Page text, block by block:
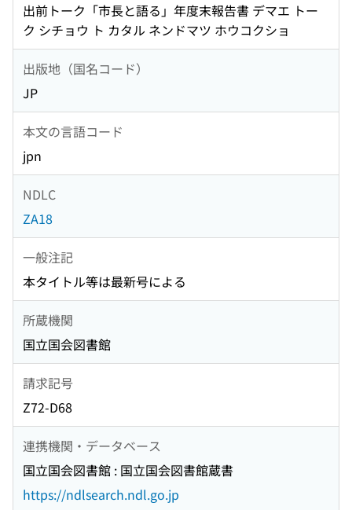
出前トーク「市長と語る」年度末報告書 デマエ トー
ク シチョウ ト カタル ネンドマツ ホウコクショ
出版地（国名コード）
JP
本文の言語コード
jpn
NDLC
ZA18
一般注記
本タイトル等は最新号による
所蔵機関
国立国会図書館
請求記号
Z72-D68
連携機関・データベース
国立国会図書館 : 国立国会図書館蔵書
https://ndlsearch.ndl.go.jp